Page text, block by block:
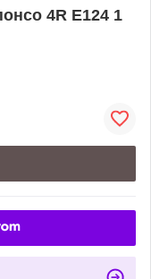
4R E124 1